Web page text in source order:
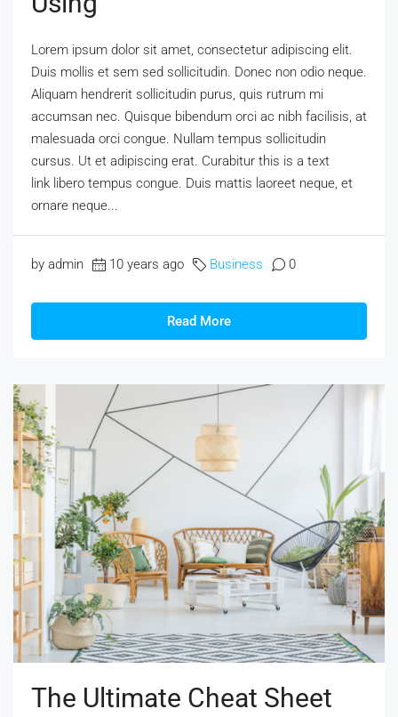
Lorem ipsum dolor sit amet, consectetur adipiscing elit.
Duis mollis et sem sed sollicitudin. Donec non odio neque.
Aliquam hendrerit sollicitudin purus, quis rutrum mi
accumsan nec. Quisque bibendum orci ac nibh facilisis, at
malesuada orci congue. Nullam tempus sollicitudin
cursus. Ut et adipiscing erat. Curabitur this is a text
link libero tempus congue. Duis mattis laoreet neque, et
ornare neque...
by admin 10 years ago Business 0
Read More
The Ultimate Cheat Sheet